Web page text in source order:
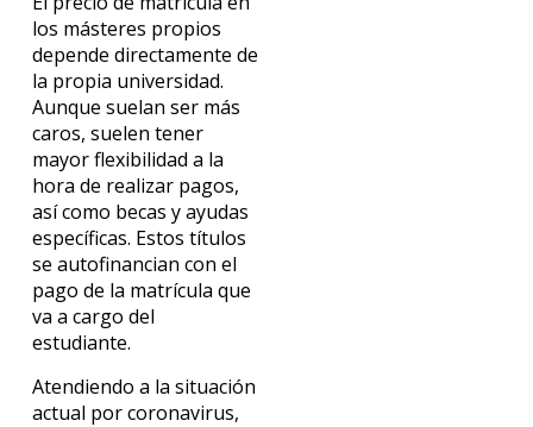
los másteres propios
depende directamente de
la propia universidad.
Aunque suelan ser más
caros, suelen tener
mayor flexibilidad a la
hora de realizar pagos,
así como becas y ayudas
específicas. Estos títulos
se autofinancian con el
pago de la matrícula que
va a cargo del
estudiante.
Atendiendo a la situación
actual por coronavirus,